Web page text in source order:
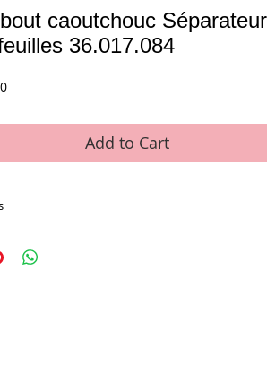
caoutchouc Séparateur
36.017.084
Price
Add to Cart